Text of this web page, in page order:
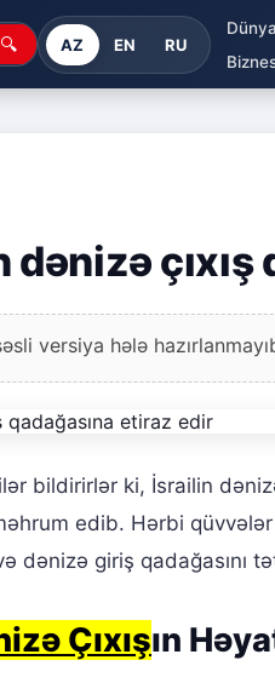
🔍 AZ EN RU
Dünya
versiya hələ
bildirirlər ki, İsrailin
edib. Hərbi
dənizə giriş qadağasını
Çıxışın